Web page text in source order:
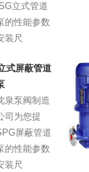
立式管道
的性能参数
装尺
式屏蔽管道
泉泵阀制造
司为您提
屏蔽管道
的性能参数
装尺